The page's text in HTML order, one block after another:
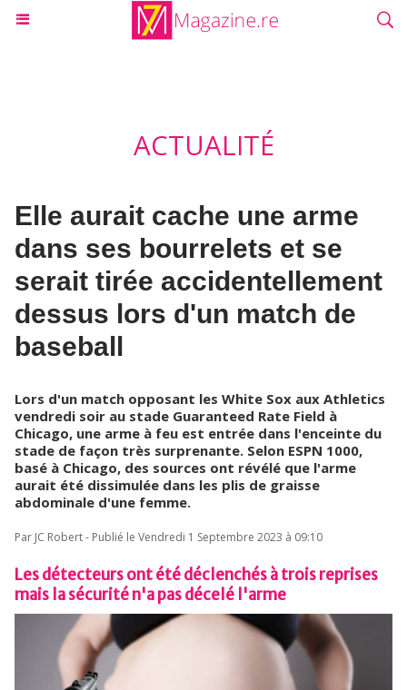
ACTUALITÉ
Elle aurait cache une arme
dans ses bourrelets et se
serait tirée accidentellement
dessus lors d'un match de
baseball
Lors d'un match opposant les White Sox aux Athletics
vendredi soir au stade Guaranteed Rate Field à
Chicago, une arme à feu est entrée dans l'enceinte du
stade de façon très surprenante. Selon ESPN 1000,
basé à Chicago, des sources ont révélé que l'arme
aurait été dissimulée dans les plis de graisse
abdominale d'une femme.
Par JC Robert - Publié le Vendredi 1 Septembre 2023 à 09:10
Les détecteurs ont été déclenchés à trois reprises
mais la sécurité n'a pas décelé l'arme